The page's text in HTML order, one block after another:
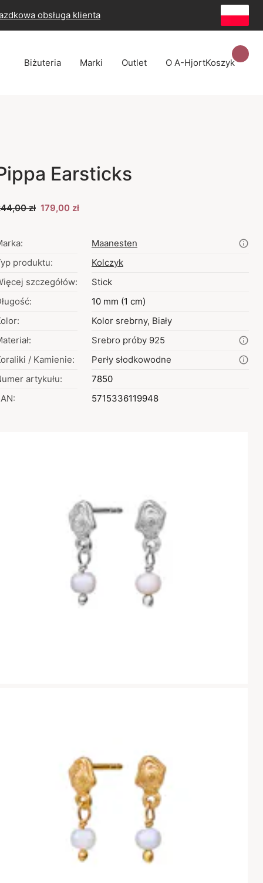
obsługa klienta
Biżuteria Marki Outlet O A-HjortKoszyk
Earsticks
zł 179,00 zł
Maanesten
produktu:
Kolczyk
szczegółów:
Stick
10 mm (1 cm)
Kolor srebrny, Biały
Srebro próby 925
/ Kamienie:
Perły słodkowodne
artykułu:
7850
5715336119948